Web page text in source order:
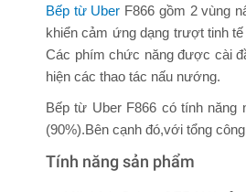
Bếp từ Uber F866 gồm 2 vùng
khiển cảm ứng dạng trượt tinh
Các phím chức năng được cài
hiện các thao tác nấu nướng.
Bếp từ Uber F866 có tính năng
(90%).Bên cạnh đó,với tổng
Tính năng sản phẩm